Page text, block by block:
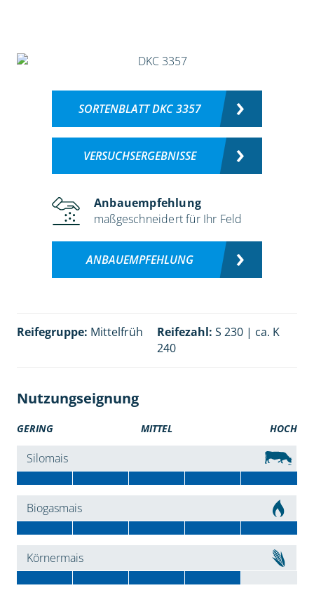
SORTENBLATT DKC 3357
VERSUCHSERGEBNISSE
Anbauempfehlung
maßgeschneidert für Ihr Feld
ANBAUEMPFEHLUNG
Reifegruppe: Mittelfrüh Reifezahl: S 230 | ca. K
240
Nutzungseignung
GERING MITTEL HOCH
Silomais
Biogasmais
Körnermais